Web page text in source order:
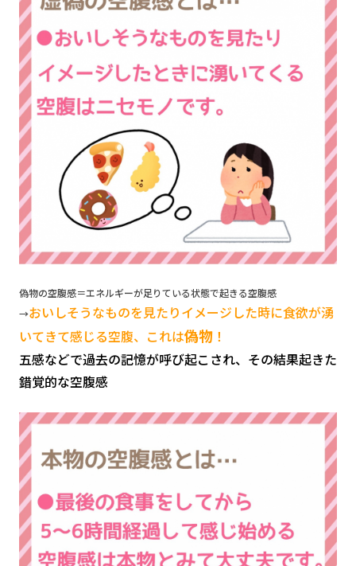
偽物の空腹感＝エネルギーが足りている状態で起きる空腹感
→おいしそうなものを見たりイメージした時に食欲が湧
いてきて感じる空腹、これは偽物 ！
五感などで過去の記憶が呼び起こされ、その結果起きた
錯覚的な空腹感